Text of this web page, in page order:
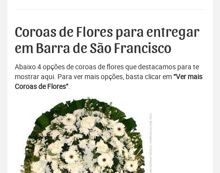
Coroas de Flores para entregar
em Barra de São Francisco
Abaixo 4 opções de coroas de flores que destacamos para te
mostrar aqui. Para ver mais opções, basta clicar em“Ver mais
Coroas de Flores”.